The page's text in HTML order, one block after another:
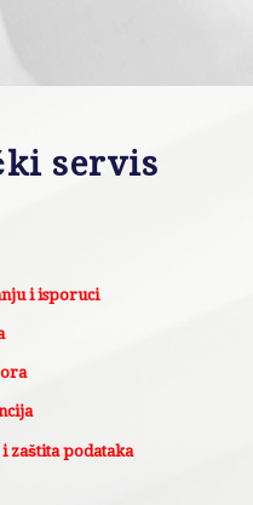
servis
i isporuci
zaštita podataka